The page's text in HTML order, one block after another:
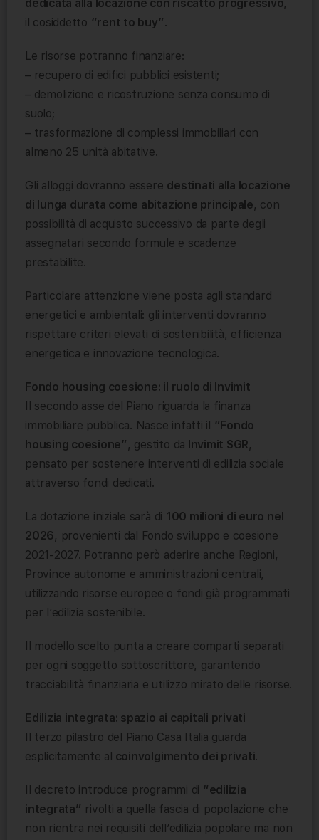
dedicata alla locazione con riscatto progressivo,
il cosiddetto “rent to buy”.
Le risorse potranno finanziare:
– recupero di edifici pubblici esistenti;
– demolizione e ricostruzione senza consumo di
suolo;
– trasformazione di complessi immobiliari con
almeno 25 unità abitative.
Gli alloggi dovranno essere destinati alla locazione
di lunga durata come abitazione principale, con
possibilità di acquisto successivo da parte degli
assegnatari secondo formule e scadenze
prestabilite.
Particolare attenzione viene posta agli standard
energetici e ambientali: gli interventi dovranno
rispettare criteri elevati di sostenibilità, efficienza
energetica e innovazione tecnologica.
Fondo housing coesione: il ruolo di Invimit
Il secondo asse del Piano riguarda la finanza
immobiliare pubblica. Nasce infatti il “Fondo
housing coesione” , gestito da Invimit SGR,
pensato per sostenere interventi di edilizia sociale
attraverso fondi dedicati.
La dotazione iniziale sarà di 100 milioni di euro nel
2026, provenienti dal Fondo sviluppo e coesione
2021-2027. Potranno però aderire anche Regioni,
Province autonome e amministrazioni centrali,
utilizzando risorse europee o fondi già programmati
per l’edilizia sostenibile.
Il modello scelto punta a creare comparti separati
per ogni soggetto sottoscrittore, garantendo
tracciabilità finanziaria e utilizzo mirato delle risorse.
Edilizia integrata: spazio ai capitali privati
Il terzo pilastro del Piano Casa Italia guarda
esplicitamente al coinvolgimento dei privati.
Il decreto introduce programmi di “edilizia
integrata” rivolti a quella fascia di popolazione che
non rientra nei requisiti dell’edilizia popolare ma non